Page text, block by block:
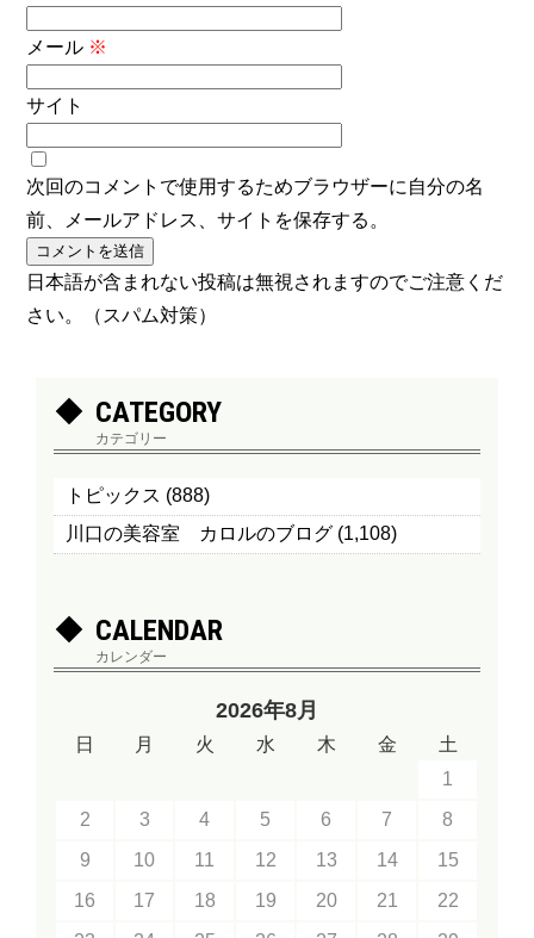
メール ※
サイト
次回のコメントで使用するためブラウザーに自分の名
前、メールアドレス、サイトを保存する。
日本語が含まれない投稿は無視されますのでご注意くだ
さい。（スパム対策）
CATEGORY
カテゴリー
トピックス (888)
川口の美容室 カロルのブログ (1,108)
CALENDAR
カレンダー
2026年8月
日 月 火 水 木 金
土
1
2
3 4 5 6 7
8
9
10 11 12 13 14
15
16
17 18 19 20 21
22